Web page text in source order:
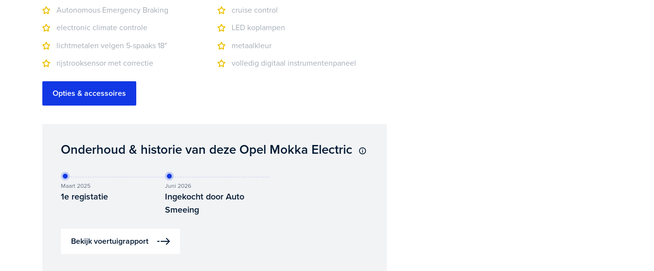
Autonomous Emergency Braking
cruise control
electronic climate controle
LED koplampen
lichtmetalen velgen 5-spaaks 18"
metaalkleur
rijstrooksensor met correctie
volledig digitaal instrumentenpaneel
Opties & accessoires
Onderhoud & historie van deze Opel Mokka Electric
Maart 2025
1e registatie
Juni 2026
Ingekocht door Auto
Smeeing
Bekijk voertuigrapport